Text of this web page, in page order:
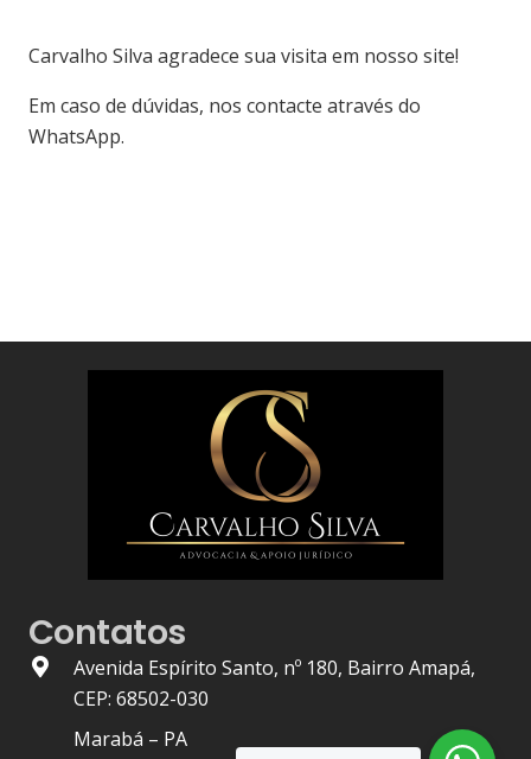
Carvalho Silva agradece sua visita em nosso site!
Em caso de dúvidas, nos contacte através do
WhatsApp.
Contatos
Avenida Espírito Santo, nº 180, Bairro Amapá,
CEP: 68502-030
Marabá – PA